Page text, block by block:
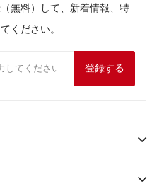
無料）して、新着情報、特
ください。
登録する